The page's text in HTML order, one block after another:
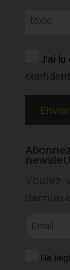
J'ai lu
He